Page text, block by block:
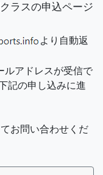
ラスの申込ページ
より自動返
ルアドレスが受信で
記の申し込みに進
お問い合わせくだ